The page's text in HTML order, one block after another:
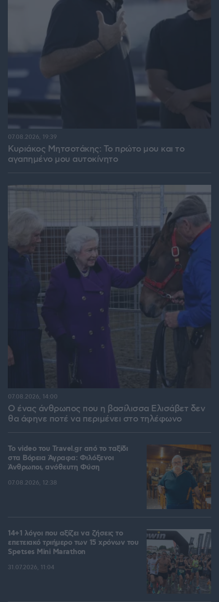
Κυριάκος Μητσοτάκης: Το πρώτο μου και το
αγαπημένο μου αυτοκίνητο
07.08.2026, 19:39
Ο ένας άνθρωπος που η βασίλισσα Ελισάβετ δεν
θα άφηνε ποτέ να περιμένει στο τηλέφωνο
07.08.2026, 14:00
To video του Travel.gr από το ταξίδι
στα Βόρεια Άγραφα: Φιλόξενοι
Άνθρωποι, ανόθευτη Φύση
07.08.2026, 12:38
14+1 λόγοι που αξίζει να ζήσεις το
επετειακό τριήμερο των 15 χρόνων του
Spetses Mini Marathon
31.07.2026, 11:04